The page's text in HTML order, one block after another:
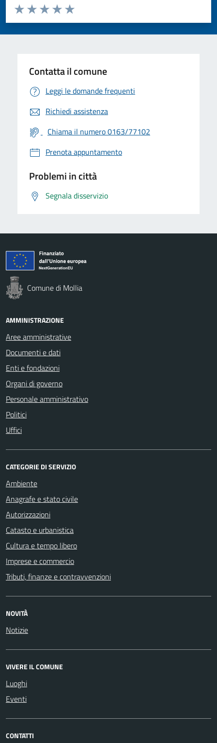
Valuta da 1 a 5 stelle la pagina
Valuta 5 stelle su 5
Valuta 4 stelle su 5
Valuta 3 stelle su 5
Valuta 2 stelle su 5
Valuta 1 stelle su 5
Contatta il comune
Leggi le domande frequenti
Richiedi assistenza
Chiama il numero 0163/77102
Prenota appuntamento
Problemi in città
Segnala disservizio
Comune di Mollia
AMMINISTRAZIONE
Aree amministrative
Documenti e dati
Enti e fondazioni
Organi di governo
Personale amministrativo
Politici
Uffici
CATEGORIE DI SERVIZIO
Ambiente
Anagrafe e stato civile
Autorizzazioni
Catasto e urbanistica
Cultura e tempo libero
Imprese e commercio
Tributi, finanze e contravvenzioni
NOVITÀ
Notizie
VIVERE IL COMUNE
Luoghi
Eventi
CONTATTI